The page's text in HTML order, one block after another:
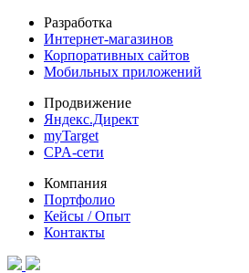
Разработка
Интернет-магазинов
Корпоративных сайтов
Мобильных приложений
Продвижение
Яндекс.Директ
myTarget
CPA-сети
Компания
Портфолио
Кейсы / Опыт
Контакты